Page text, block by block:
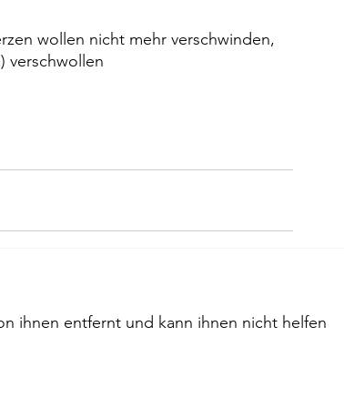
ihnen entfernt und kann ihnen nicht helfen
wollen nicht mehr verschwinden,
verschwollen